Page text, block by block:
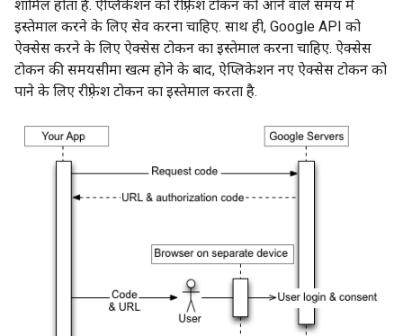
शामिल होता है. ऐप्लिकेशन को रीफ़्रेश टोकन को आने वाले समय में
इस्तेमाल करने के लिए सेव करना चाहिए. साथ ही, Google API को
ऐक्सेस करने के लिए ऐक्सेस टोकन का इस्तेमाल करना चाहिए. ऐक्सेस
टोकन की समयसीमा खत्म होने के बाद, ऐप्लिकेशन नए ऐक्सेस टोकन को
पाने के लिए रीफ़्रेश टोकन का इस्तेमाल करता है.